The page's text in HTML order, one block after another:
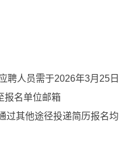
聘人员需于2026年3月25日
报名单位邮箱
过其他途径投递简历报名均